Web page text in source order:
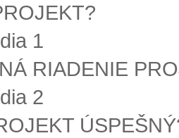
1
RIADENIE
2